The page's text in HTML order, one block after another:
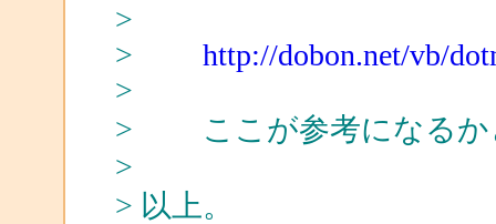
>
> http://dobon.net/vb/
>
> ここが参考になるか
>
> 以上。